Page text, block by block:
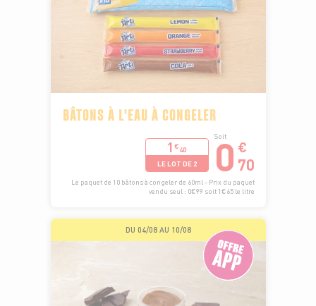
BÂTONS À L'EAU À CONGELER
1€40
LE LOT DE 2
Soit
0 €
70
Le paquet de 10 bâtons à congeler de 60ml - Prix du paquet
vendu seul : 0€99 soit 1€65 le litre
DU 04/08 AU 10/08